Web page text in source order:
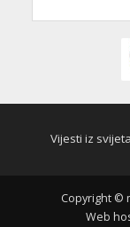
Vijesti iz
Copyright ©
Web